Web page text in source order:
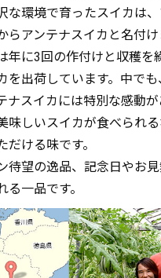
な環境で育ったスイカは
らアンテナスイカと名付け
年に3回の作付けと収穫を
を出荷しています。中で
ナスイカには特別な感動
味しいスイカが食べられ
だける味です。
待望の逸品、記念日やお
る一品です。